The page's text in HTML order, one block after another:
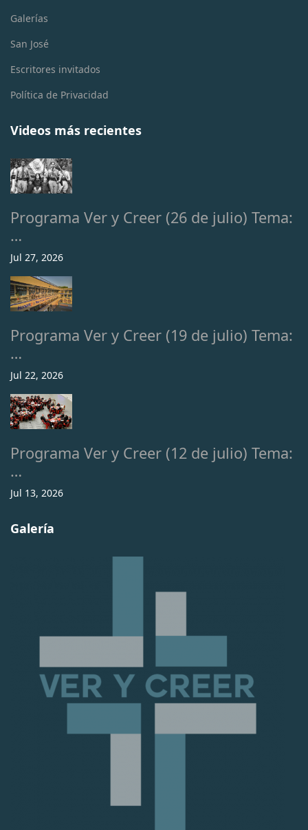
Galerías
San José
Escritores invitados
Política de Privacidad
Videos más recientes
Programa Ver y Creer (26 de julio) Tema:
…
Jul 27, 2026
Programa Ver y Creer (19 de julio) Tema:
…
Jul 22, 2026
Programa Ver y Creer (12 de julio) Tema:
…
Jul 13, 2026
Galería